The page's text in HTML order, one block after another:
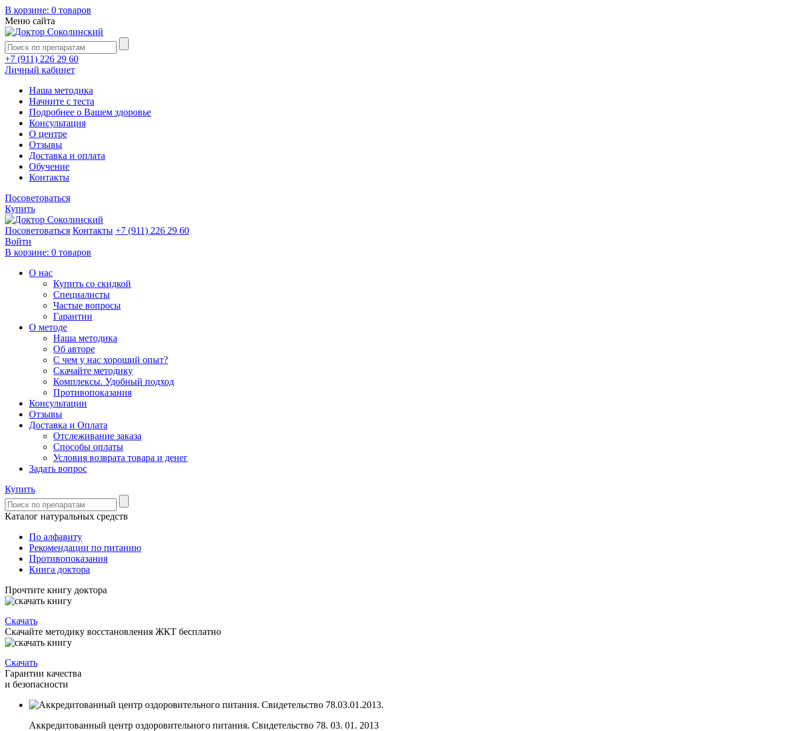
В корзине: 0 товаров
Меню сайта
+7 (911) 226 29 60
Личный кабинет
Наша методика
Начните с теста
Подробнее о Вашем здоровье
Консультация
О центре
Отзывы
Доставка и оплата
Обучение
Контакты
Посоветоваться
Купить
Посоветоваться Контакты +7 (911) 226 29 60
Войти
В корзине: 0 товаров
О нас
Купить со скидкой
Специалисты
Частые вопросы
Гарантии
О методе
Наша методика
Об авторе
С чем у нас хороший опыт?
Скачайте методику
Комплексы. Удобный подход
Противопоказания
Консультации
Отзывы
Доставка и Оплата
Отслеживание заказа
Способы оплаты
Условия возврата товара и денег
Задать вопрос
Купить
Каталог натуральных средств
По алфавиту
Рекомендации по питанию
Противопоказания
Книга доктора
Прочтите книгу доктора
Скачать
Скачайте методику восстановления ЖКТ бесплатно
Скачать
Гарантии качества
и безопасности
Аккредитованный центр оздоровительного питания. Свидетельство 78. 03. 01. 2013